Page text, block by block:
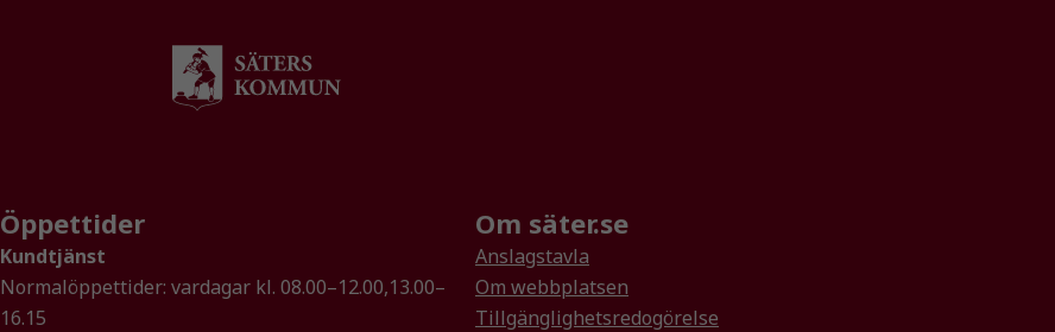
Öppettider
Kundtjänst
Normalöppettider: vardagar kl. 08.00–12.00,13.00–
16.15
Om säter.se
Anslagstavla
Om webbplatsen
Tillgänglighetsredogörelse
Nödvändiga
Dessa kakor